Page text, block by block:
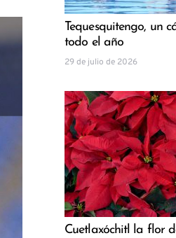
Tequesquitengo, un
todo el año
29 de julio de 2026
Cuetlaxóchitl la flor